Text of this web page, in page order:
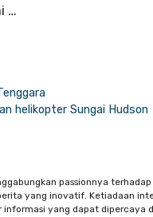
…
helikopter Sungai Hudson
passionnya
yang inovatif. Ketiadaan
yang dapat dipercaya